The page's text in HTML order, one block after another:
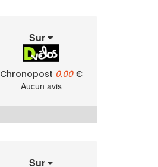
Sur
Chronopost 0.00€
Aucun avis
Sur